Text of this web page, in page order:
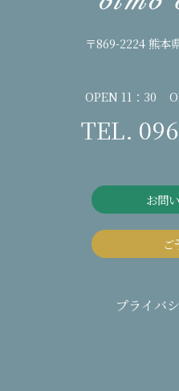
〒869-2224 熊本
OPEN 11：30
TEL.
お問
ご
プライバ